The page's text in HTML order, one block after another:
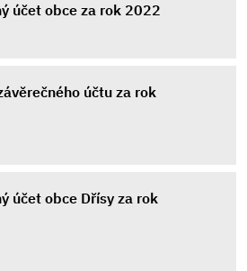
účet obce za rok 2022
účtu za rok
účet obce Dřísy za rok